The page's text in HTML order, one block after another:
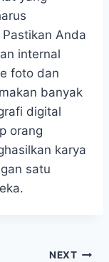
Anda
internal
foto dan
banyak
digital
orang
karya
satu
NEXT